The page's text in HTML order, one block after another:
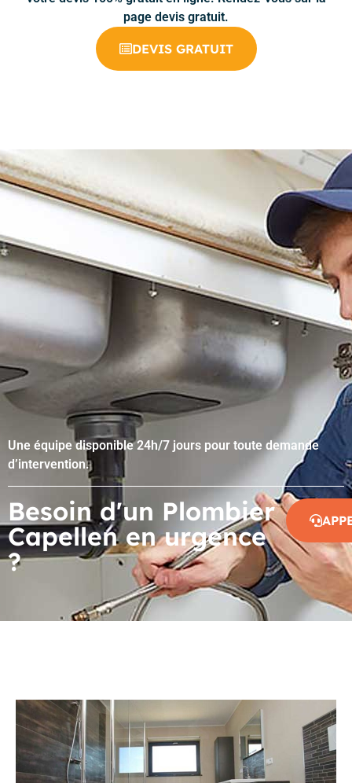
page devis gratuit.
DEVIS GRATUIT
Une équipe disponible 24h/7 jours pour toute demande
d’intervention.
Besoin d'un Plombier
Capellen en urgence
?